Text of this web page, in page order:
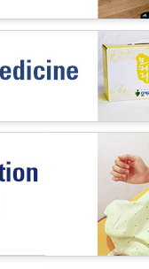
이 같이 있
이 매우 높
착이 있어도
하는 곳 고르
증은 매우